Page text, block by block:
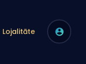
Lojalitāte